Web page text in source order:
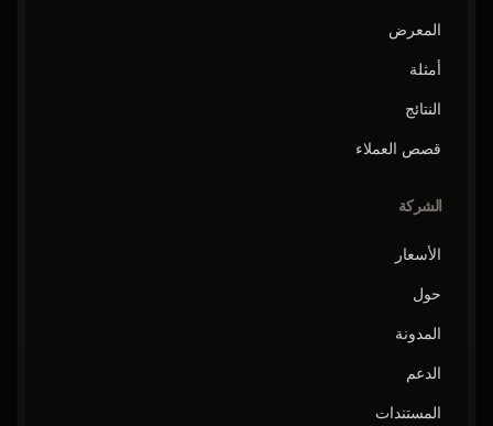
المعرض
أمثلة
النتائج
قصص العملاء
الشركة
الأسعار
حول
المدونة
الدعم
المستندات